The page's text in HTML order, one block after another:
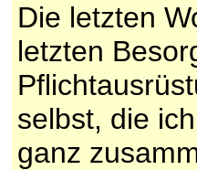
Die letzten
letzten
selbst, die
ganz